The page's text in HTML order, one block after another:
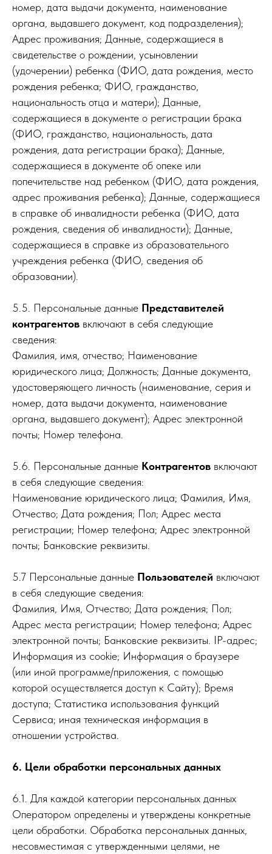
номер, дата выдачи документа, наименование
органа, выдавшего документ, код подразделения);
Адрес проживания; Данные, содержащиеся в
свидетельстве о рождении, усыновлении
(удочерении) ребенка (ФИО, дата рождения, место
рождения ребенка; ФИО, гражданство,
национальность отца и матери); Данные,
содержащиеся в документе о регистрации брака
(ФИО, гражданство, национальность, дата
рождения, дата регистрации брака); Данные,
содержащиеся в документе об опеке или
попечительстве над ребенком (ФИО, дата рождения,
адрес проживания ребенка); Данные, содержащиеся
в справке об инвалидности ребенка (ФИО, дата
рождения, сведения об инвалидности); Данные,
содержащиеся в справке из образовательного
учреждения ребенка (ФИО, сведения об
образовании).
5.5. Персональные данные Представителей
контрагентов включают в себя следующие
сведения:
Фамилия, имя, отчество; Наименование
юридического лица; Должность; Данные документа,
удостоверяющего личность (наименование, серия и
номер, дата выдачи документа, наименование
органа, выдавшего документ); Адрес электронной
почты; Номер телефона.
5.6. Персональные данные Контрагентов включают
в себя следующие сведения:
Наименование юридического лица; Фамилия, Имя,
Отчество; Дата рождения; Пол; Адрес места
регистрации; Номер телефона; Адрес электронной
почты; Банковские реквизиты.
5.7 Персональные данные Пользователей включают
в себя следующие сведения:
Фамилия, Имя, Отчество; Дата рождения; Пол;
Адрес места регистрации; Номер телефона; Адрес
электронной почты; Банковские реквизиты. IP-адрес;
Информация из cookie; Информация о браузере
(или иной программе/приложения, с помощью
которой осуществляется доступ к Сайту); Время
доступа; Статистика использования функций
Сервиса; иная техническая информация в
отношении устройства.
6. Цели обработки персональных данных
6.1. Для каждой категории персональных данных
Оператором определены и утверждены конкретные
цели обработки. Обработка персональных данных,
несовместимая с утвержденными целями, не